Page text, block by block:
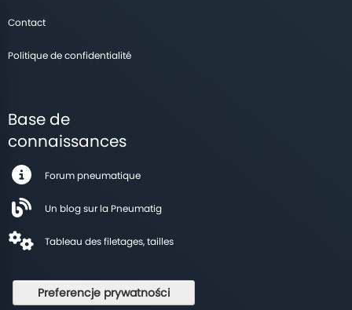
Contact
Politique de confidentialité
Base de
connaissances
Forum pneumatique
Un blog sur la Pneumatig
Tableau des filetages, tailles